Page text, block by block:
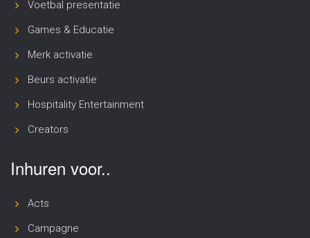
Voetbal presentatie
Games & Educatie
Merk activatie
Beurs activatie
Hospitality Entertainment
Creators
Inhuren voor..
Acts
Campagne